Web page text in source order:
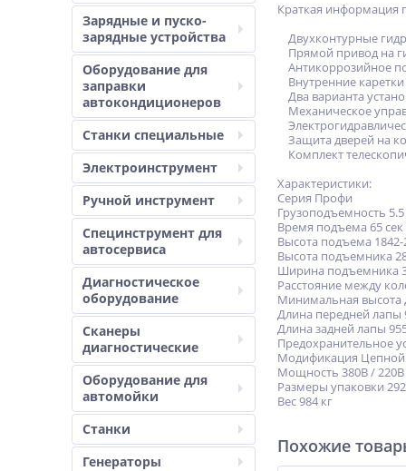
Зарядные и пуско-
зарядные устройства
Оборудование для
заправки
автокондиционеров
Станки специальные
Электроинструмент
Ручной инструмент
Специнструмент для
автосервиса
Диагностическое
оборудование
Сканеры
диагностические
Оборудование для
автомойки
Станки
Генераторы
Краткая информация
Двухконтурные
Прямой привод на
Антикоррозийное
Внутренние
Два варианта
Механическое
Защита дверей на
Комплект
Характеристики:
Серия Профи
Грузоподъемность 5.5
Время подъема 65 сек
Высота подъема
Высота подъемника
Ширина подъемника
Расстояние между
Минимальная высота
Длина передней лапы
Длина задней лапы
Предохранительное
Модификация Цепной
Мощность 380В / 220В
Размеры упаковки
Вес 984 кг
Похожие